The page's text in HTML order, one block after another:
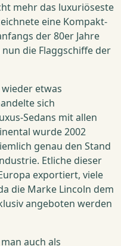
mehr das luxuriöseste
eine Kompakt-
der 80er Jahre
die Flaggschiffe der
etwas
sich
Sedans mit allen
wurde 2002
genau den Stand
Etliche dieser
exportiert, viele
die Marke Lincoln dem
angeboten werden
auch als